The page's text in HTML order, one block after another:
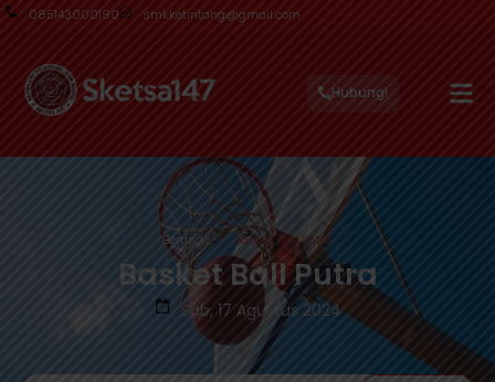
085143000190 smkketintang@gmail.com
Hubungi
Beranda Basket Ball Putra
Basket Ball Putra
Sab, 17 Agustus 2024